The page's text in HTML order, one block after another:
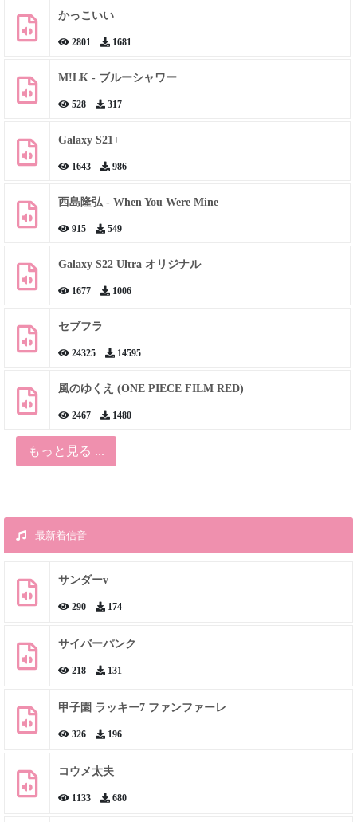
かっこいい
2801 1681
M!LK - ブルーシャワー
528 317
Galaxy S21+
1643 986
西島隆弘 - When You Were Mine
915 549
Galaxy S22 Ultra オリジナル
1677 1006
セブフラ
24325 14595
風のゆくえ (ONE PIECE FILM RED)
2467 1480
もっと見る ...
最新着信音
サンダーv
290 174
サイバーパンク
218 131
甲子園 ラッキー7 ファンファーレ
326 196
コウメ太夫
1133 680